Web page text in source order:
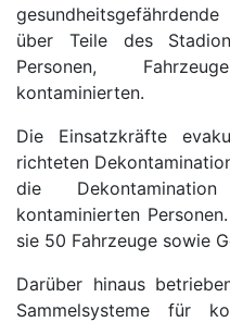
über Teile des
Personen,
kontaminierten.
Die Einsatzkräfte
richteten
die
kontaminierten
sie 50 Fahrzeuge sowie
Darüber hinaus
Sammelsysteme für